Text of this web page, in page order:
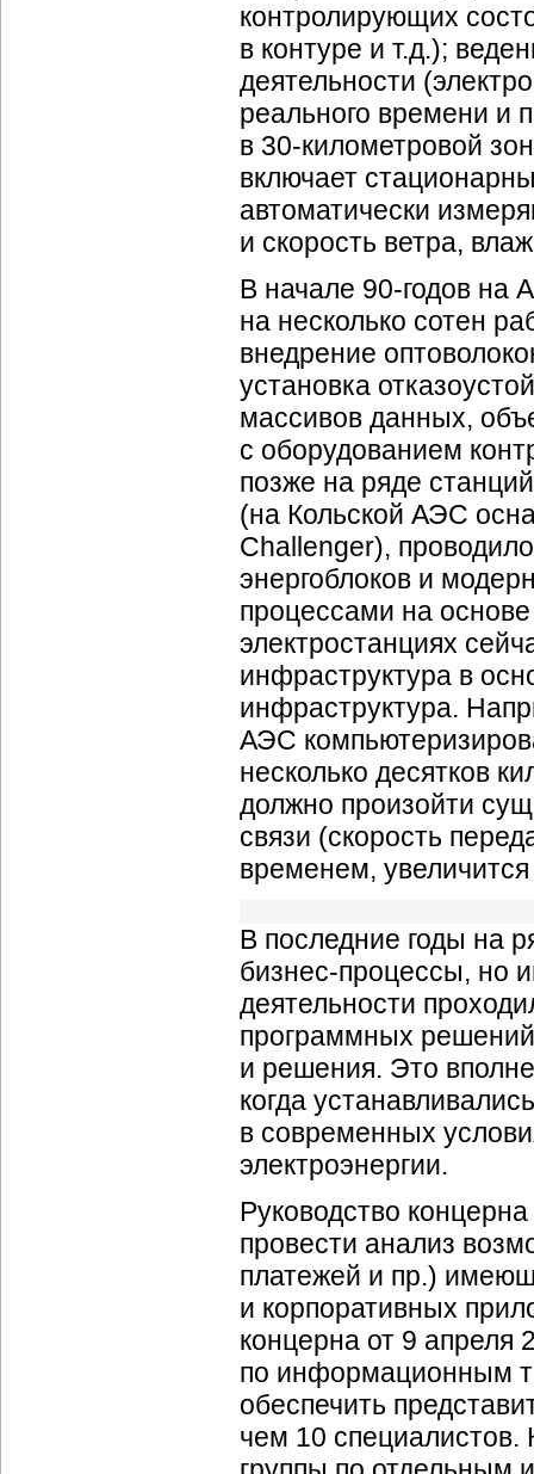
контролирующих
в контуре и т.д.);
деятельности
реального времени и
в 30-километровой
включает
автоматически
и скорость ветра,
В начале 90-годов на
на несколько сотен
внедрение
установка
массивов данных,
с оборудованием
позже на ряде
(на Кольской АЭС
Challenger),
энергоблоков и
процессами на
электростанциях
инфраструктура в
инфраструктура.
АЭС
несколько десятков
должно произойти
связи (скорость
временем,
В последние годы на
бизнес-процессы, но
деятельности
программных
и решения. Это
когда
в современных
электроэнергии.
Руководство
провести анализ
платежей и пр.)
и корпоративных
концерна от 9 апреля
по информационным
обеспечить
чем 10 специалистов.